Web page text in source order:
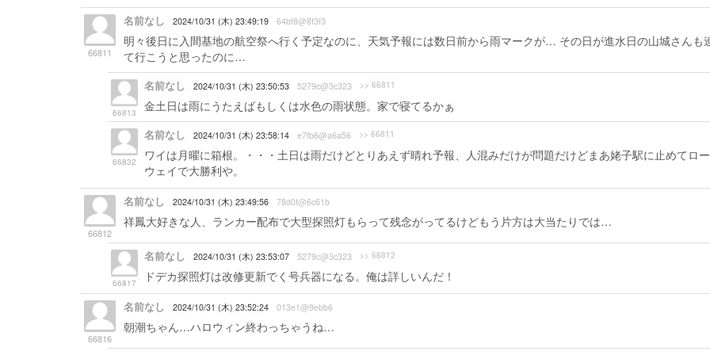
66811
名前なし 2024/10/31 (木) 23:49:19 64bf8@8f3f3
明々後日に入間基地の航空祭へ行く予定なのに、天気予報には数日前から雨マークが… その日が進水日の山城さんも
て行こうと思ったのに…
66813
名前なし 2024/10/31 (木) 23:50:53 5279c@3c323 >> 66811
金土日は雨にうたえばもしくは水色の雨状態。家で寝てるかぁ
66832
名前なし 2024/10/31 (木) 23:58:14 e7fb6@a6a56 >> 66811
ワイは月曜に箱根。・・・土日は雨だけどとりあえず晴れ予報、人混みだけが問題だけどまあ姥子駅に止めてロ
ウェイで大勝利や。
66812
名前なし 2024/10/31 (木) 23:49:56 78d0f@6c61b
祥鳳大好きな人、ランカー配布で大型探照灯もらって残念がってるけどもう片方は大当たりでは…
66817
名前なし 2024/10/31 (木) 23:53:07 5279c@3c323 >> 66812
ドデカ探照灯は改修更新でく号兵器になる。俺は詳しいんだ！
66816
名前なし 2024/10/31 (木) 23:52:24 013e1@9ebb6
朝潮ちゃん…ハロウィン終わっちゃうね…